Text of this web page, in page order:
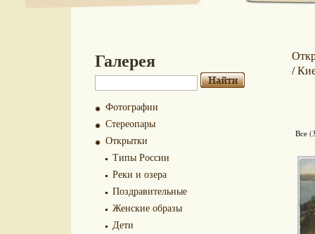
Галерея
Фотографии
Стереопары
Открытки
Типы России
Реки и озера
Поздравительные
Женские образы
Дети
/
Все